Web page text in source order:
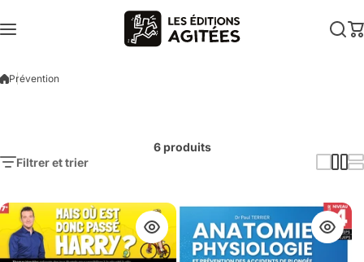
Prévention
Filtrer et trier
6 produits